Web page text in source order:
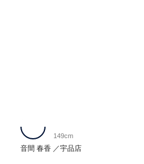
音間 春香 宇品店
149cm